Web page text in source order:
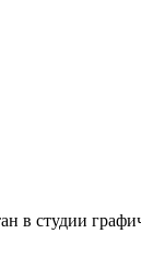
в студии